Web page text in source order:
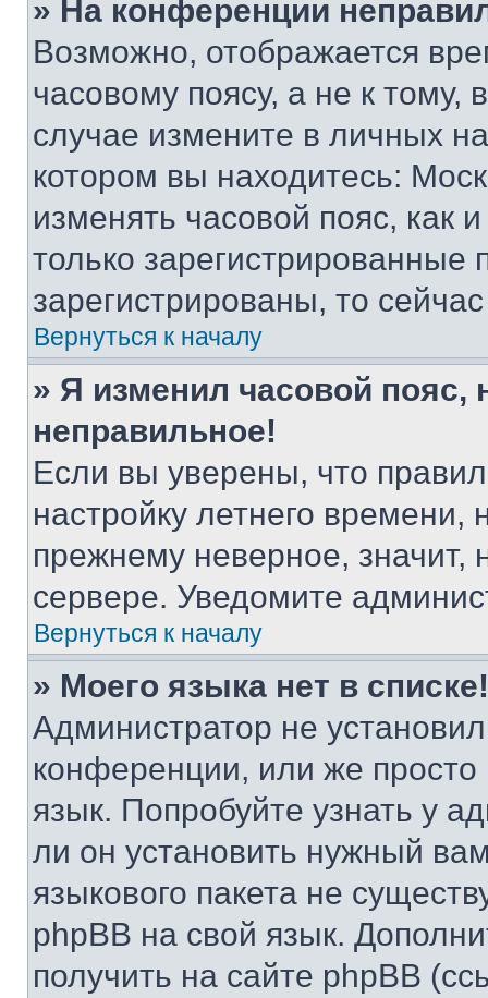
» На конференции
Возможно, отображается
часовому поясу, а не к тому,
случае измените в личных
котором вы находитесь:
изменять часовой пояс, как
только
зарегистрированы, то
Вернуться к началу
» Я изменил часовой пояс,
неправильное!
Если вы уверены, что
настройку летнего
прежнему неверное, значит,
сервере. Уведомите
Вернуться к началу
» Моего языка нет в списке!
Администратор не
конференции, или же
язык. Попробуйте узнать у
ли он установить нужный
языкового пакета не
phpBB на свой язык.
получить на сайте phpBB